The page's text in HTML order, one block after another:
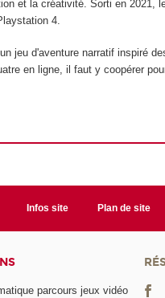
et la créativité. Sorti en 2021,
4.
jeu d'aventure narratif inspiré
en ligne, il faut y coopérer
Infos site Plan de site
parcours jeux vidéo